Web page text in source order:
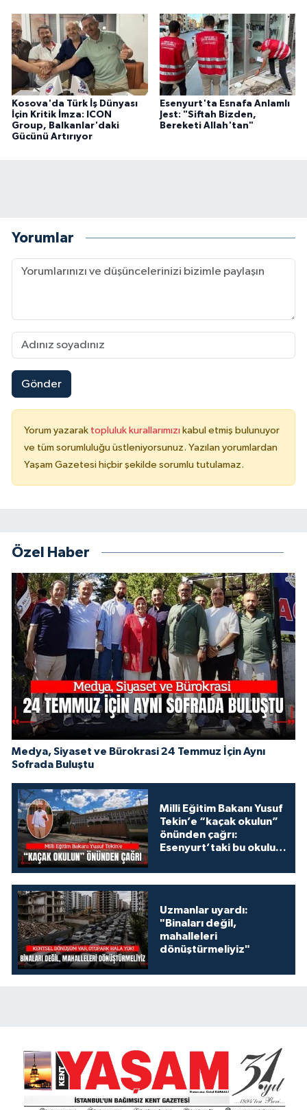
Kosova'da Türk İş Dünyası
İçin Kritik İmza: ICON
Group, Balkanlar'daki
Gücünü Artırıyor
Esenyurt'ta Esnafa Anlamlı
Jest: "Siftah Bizden,
Bereketi Allah'tan"
Yorumlar
Gönder
Yorum yazarak topluluk kurallarımızı kabul etmiş bulunuyor
ve tüm sorumluluğu üstleniyorsunuz. Yazılan yorumlardan
Yaşam Gazetesi hiçbir şekilde sorumlu tutulamaz.
Özel Haber
Medya, Siyaset ve Bürokrasi 24 Temmuz İçin Aynı
Sofrada Buluştu
Milli Eğitim Bakanı Yusuf
Tekin’e “kaçak okulun”
önünden çağrı:
Esenyurt’taki bu okulu
Uzmanlar uyardı:
"Binaları değil,
mahalleleri
dönüştürmeliyiz"